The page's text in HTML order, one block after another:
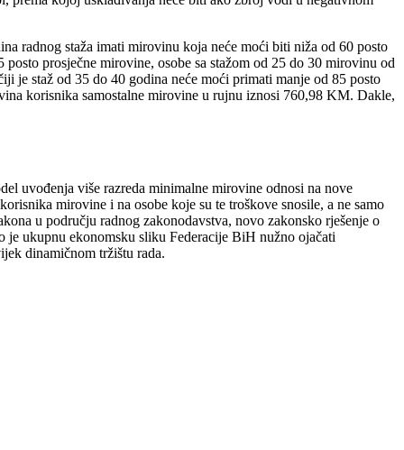
radnog staža imati mirovinu koja neće moći biti niža od 60 posto
prosječne mirovine, osobe sa stažom od 25 do 30 mirovinu od
je staž od 35 do 40 godina neće moći primati manje od 85 posto
korisnika samostalne mirovine u rujnu iznosi 760,98 KM. Dakle,
uvođenja više razreda minimalne mirovine odnosi na nove
mirovine i na osobe koje su te troškove snosile, a ne samo
u području radnog zakonodavstva, novo zakonsko rješenje o
je ukupnu ekonomsku sliku Federacije BiH nužno ojačati
dinamičnom tržištu rada.